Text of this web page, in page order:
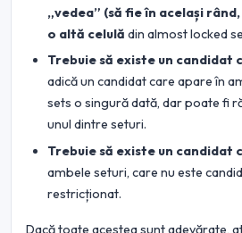
„vedea” (să fie în același
o altă celulă din almost locked
Trebuie să existe un
adică un candidat care apare în
sets o singură dată, dar poate fi
unul dintre seturi.
Trebuie să existe un candidat
ambele seturi, care nu este
restricționat.
Dacă toate acestea sunt adevărate,